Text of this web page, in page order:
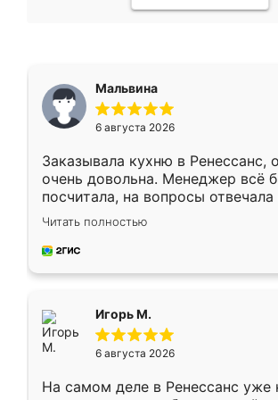
Мальвина
6 августа 2026
Заказывала кухню в Ренессанс,
очень довольна. Менеджер всё
посчитала, на вопросы отвечала
Замерщик приехал в субботу,
делу со всей ответственностью.
за день, ребята работали
Читать полностью
Игорь М.
6 августа 2026
На самом деле в Ренессанс уже